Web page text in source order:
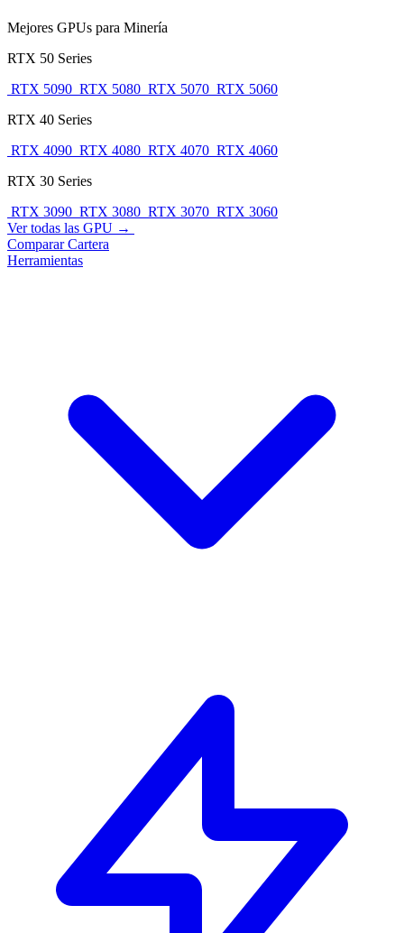
Mejores GPUs para Minería
RTX 50 Series
RTX 5090 RTX 5080 RTX 5070 RTX 5060
RTX 40 Series
RTX 4090 RTX 4080 RTX 4070 RTX 4060
RTX 30 Series
RTX 3090 RTX 3080 RTX 3070 RTX 3060
Ver todas las GPU →
CompararCartera
Herramientas